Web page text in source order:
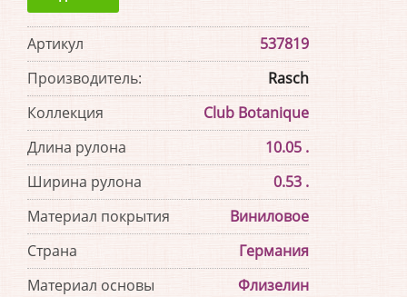
Артикул
537819
Производитель:
Rasch
Коллекция
Club Botanique
Длина рулона
10.05 .
Ширина рулона
0.53 .
Материал покрытия
Виниловое
Страна
Германия
Материал основы
Флизелин